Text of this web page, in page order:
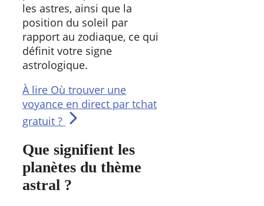
les astres, ainsi que la
position du soleil par
rapport au zodiaque, ce qui
définit votre signe
astrologique.
À lire Où trouver une
voyance en direct par tchat
gratuit ?
Que signifient les
planètes du thème
astral ?